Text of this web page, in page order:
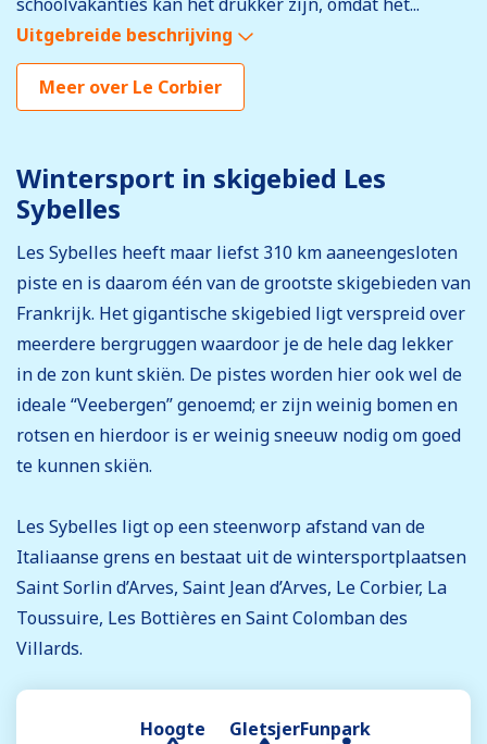
schoolvakanties kan het drukker zijn, omdat het...
Uitgebreide beschrijving
Meer over Le Corbier
Wintersport in skigebied Les
Sybelles
Les Sybelles heeft maar liefst 310 km aaneengesloten
piste en is daarom één van de grootste skigebieden van
Frankrijk. Het gigantische skigebied ligt verspreid over
meerdere bergruggen waardoor je de hele dag lekker
in de zon kunt skiën. De pistes worden hier ook wel de
ideale “Veebergen” genoemd; er zijn weinig bomen en
rotsen en hierdoor is er weinig sneeuw nodig om goed
te kunnen skiën.
Les Sybelles ligt op een steenworp afstand van de
Italiaanse grens en bestaat uit de wintersportplaatsen
Saint Sorlin d’Arves, Saint Jean d’Arves, Le Corbier, La
Toussuire, Les Bottières en Saint Colomban des
Villards.
Hoogte GletsjerFunpark